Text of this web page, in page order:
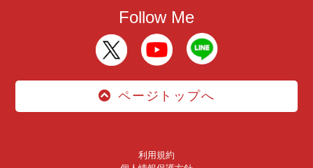
Follow Me
ページトップへ
利用規約